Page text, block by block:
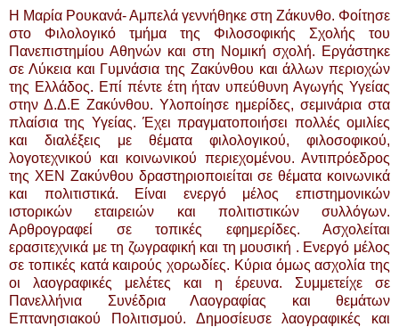
Η Μαρία Ρουκανά- Αμπελά γεννήθηκε στη Ζάκυνθο. Φοίτησε
στο Φιλολογικό τμήμα της Φιλοσοφικής Σχολής του
Πανεπιστημίου Αθηνών και στη Νομική σχολή. Εργάστηκε
σε Λύκεια και Γυμνάσια της Ζακύνθου και άλλων περιοχών
της Ελλάδος. Επί πέντε έτη ήταν υπεύθυνη Αγωγής Υγείας
στην Δ.Δ.Ε Ζακύνθου. Υλοποίησε ημερίδες, σεμινάρια στα
πλαίσια της Υγείας. Έχει πραγματοποιήσει πολλές ομιλίες
και διαλέξεις με θέματα φιλολογικού, φιλοσοφικού,
λογοτεχνικού και κοινωνικού περιεχομένου. Αντιπρόεδρος
της ΧΕΝ Ζακύνθου δραστηριοποιείται σε θέματα κοινωνικά
και πολιτιστικά. Είναι ενεργό μέλος επιστημονικών
ιστορικών εταιρειών και πολιτιστικών συλλόγων.
Αρθρογραφεί σε τοπικές εφημερίδες. Ασχολείται
ερασιτεχνικά με τη ζωγραφική και τη μουσική . Ενεργό μέλος
σε τοπικές κατά καιρούς χορωδίες. Κύρια όμως ασχολία της
οι λαογραφικές μελέτες και η έρευνα. Συμμετείχε σε
Πανελλήνια Συνέδρια Λαογραφίας και θεμάτων
Επτανησιακού Πολιτισμού. Δημοσίευσε λαογραφικές και